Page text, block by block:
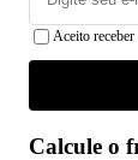
Aceito
Calcule o